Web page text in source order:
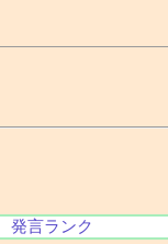
発言ランク